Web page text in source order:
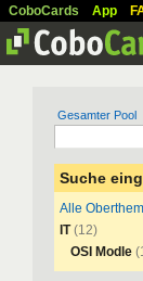
CoboCards App
Gesamter Pool
Suche
Alle
IT(12)
OSI Modle